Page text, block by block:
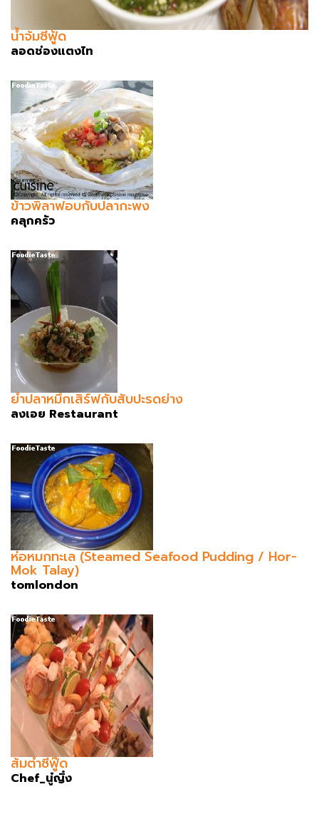
น้ำจ้มซีฟู้ด
ลอดช่องแตงไท
ข้าวพิลาฟอบกับปลากะพง
คลุกครัว
ยำปลาหมึกเสิร์ฟกับสับปะรดย่าง
ลงเอย Restaurant
ห่อหมกทะเล (Steamed Seafood Pudding / Hor-
Mok Talay)
tomlondon
ส้มตำซีฟู๊ด
Chef_นู๋ญิ๋ง